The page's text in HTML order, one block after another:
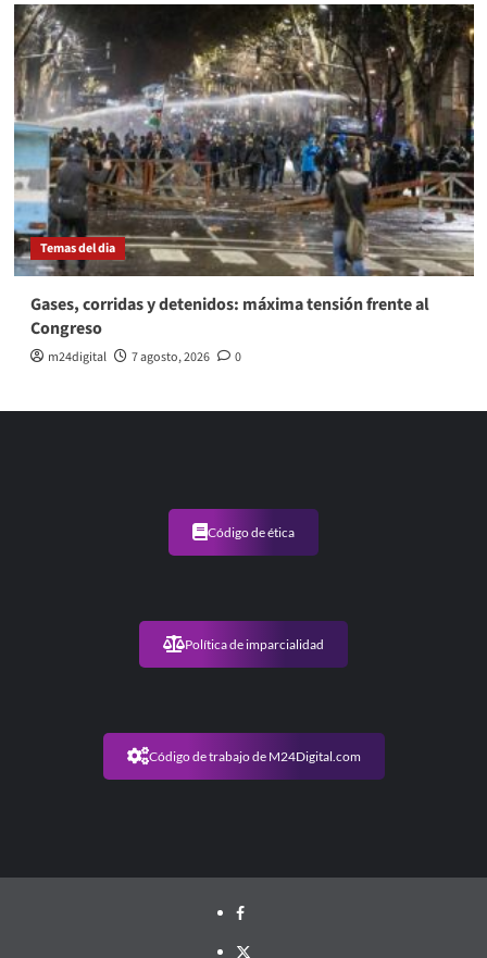
Temas del dia
Gases, corridas y detenidos: máxima tensión frente al
Congreso
m24digital 7 agosto, 2026 0
Código de ética
Política de imparcialidad
Código de trabajo de M24Digital.com